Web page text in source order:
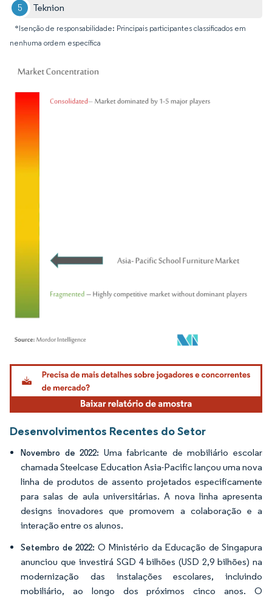
Teknion
*Isenção de responsabilidade: Principais participantes classificados em
nenhuma ordem específica
Imagem © Mordor Intelligence. O reuso requer atribuição conforme CC BY 4.0.
Desenvolvimentos Recentes do Setor
Novembro de 2022: Uma fabricante de mobiliário escolar
chamada Steelcase Education Asia-Pacific lançou uma nova
linha de produtos de assento projetados especificamente
para salas de aula universitárias. A nova linha apresenta
designs inovadores que promovem a colaboração e a
interação entre os alunos.
Setembro de 2022: O Ministério da Educação de Singapura
anunciou que investirá SGD 4 bilhões (USD 2,9 bilhões) na
modernização das instalações escolares, incluindo
mobiliário, ao longo dos próximos cinco anos. O